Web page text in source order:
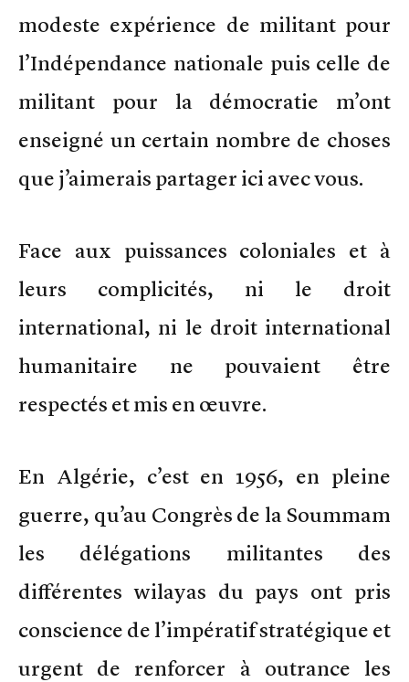
modeste expérience de militant pour
l’Indépendance nationale puis celle de
militant pour la démocratie m’ont
enseigné un certain nombre de choses
que j’aimerais partager ici avec vous.
Face aux puissances coloniales et à
leurs complicités, ni le droit
international, ni le droit international
humanitaire ne pouvaient être
respectés et mis en œuvre.
En Algérie, c’est en 1956, en pleine
guerre, qu’au Congrès de la Soummam
les délégations militantes des
différentes wilayas du pays ont pris
conscience de l’impératif stratégique et
urgent de renforcer à outrance les